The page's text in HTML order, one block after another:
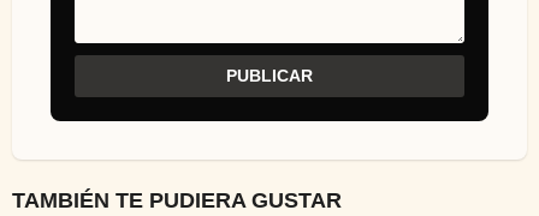
TAMBIÉN TE PUDIERA GUSTAR